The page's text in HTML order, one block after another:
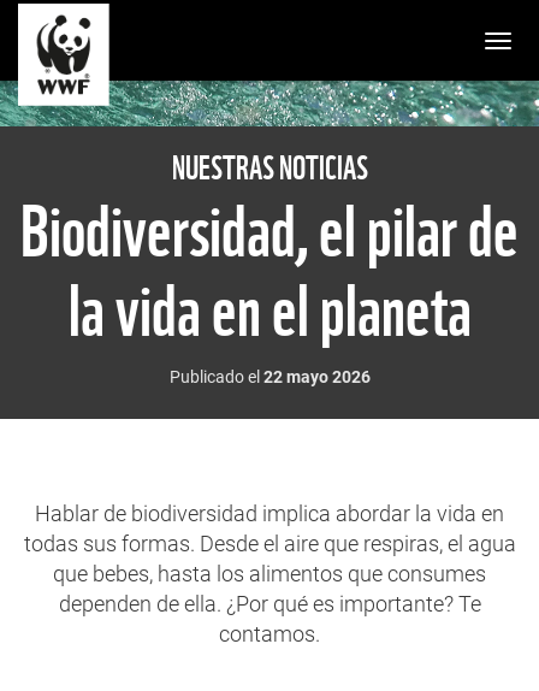
NUESTRAS NOTICIAS
Biodiversidad, el pilar de
la vida en el planeta
Publicado el 22 mayo 2026
Hablar de biodiversidad implica abordar la vida en
todas sus formas. Desde el aire que respiras, el agua
que bebes, hasta los alimentos que consumes
dependen de ella. ¿Por qué es importante? Te
contamos.